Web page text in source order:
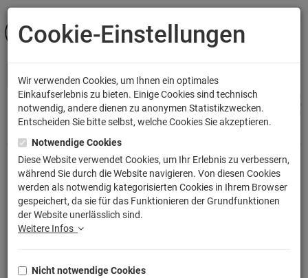
ANMELDEN
Stranger Eleven 11 Things
Kapuzenpullover
Artikelnummer: TLM2304K
Cookie-Einstellungen
Wir verwenden Cookies, um Ihnen ein optimales
Einkaufserlebnis zu bieten. Einige Cookies sind technisch
notwendig, andere dienen zu anonymen Statistikzwecken.
Entscheiden Sie bitte selbst, welche Cookies Sie akzeptieren.
Notwendige Cookies
Diese Website verwendet Cookies, um Ihr Erlebnis zu verbessern,
während Sie durch die Website navigieren. Von diesen Cookies
werden als notwendig kategorisierten Cookies in Ihrem Browser
gespeichert, da sie für das Funktionieren der Grundfunktionen
der Website unerlässlich sind.
Weitere Infos
Nicht notwendige Cookies